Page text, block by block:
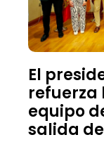
El
refuerza
equipo
salida